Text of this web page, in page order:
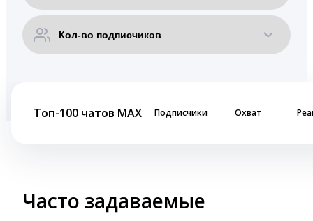
Топ-100 чатов MAX Подписчики Охват
Часто задаваемые